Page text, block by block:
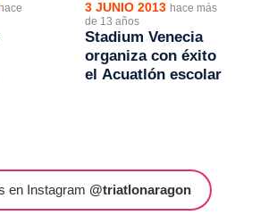
hace
3 JUNIO 2013 hace más
de 13 años
Stadium Venecia
organiza con éxito
el Acuatlón escolar
en Instagram @triatlonaragon